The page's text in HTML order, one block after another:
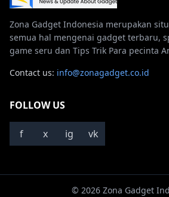
Zona Gadget Indonesia merupakan
semua hal mengenai gadget terbaru,
game seru dan Tips Trik Para pecinta
Contact us: info@zonagadget.co.id
FOLLOW US
f x ig vk
© 2026 Zona Gadget